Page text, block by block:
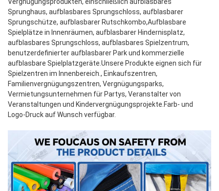
Vergnügungsprodukten, einschließlich aufblasbares
Sprunghaus, aufblasbares Sprungschloss, aufblasbarer
Sprungschütze, aufblasbarer Rutschkombo,Aufblasbare
Spielplätze in Innenräumen, aufblasbarer Hindernisplatz,
aufblasbares Sprungschloss, aufblasbares Spielzentrum,
benutzerdefinierter aufblasbarer Park und kommerzielle
aufblasbare Spielplatzgeräte.Unsere Produkte eignen sich für
Spielzentren im Innenbereich., Einkaufszentren,
Familienvergnügungszentren, Vergnügungsparks,
Vermietungsunternehmen für Partys, Veranstalter von
Veranstaltungen und Kindervergnügungsprojekte.Farb- und
Logo-Druck auf Wunsch verfügbar.